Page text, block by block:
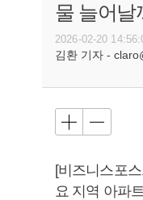
물 늘어날
2026-02-20
김환 기자 -
[비즈니스포
요 지역 아파